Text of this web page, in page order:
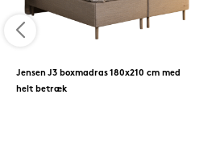
Jensen J3 boxmadras 180x210 cm med
helt betræk